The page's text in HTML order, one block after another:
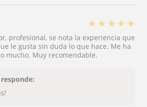
★ ★ ★ ★ ★
profesional, se nota la experiencia que
le gusta sin duda lo que hace. Me ha
mucho. Muy recomendable.